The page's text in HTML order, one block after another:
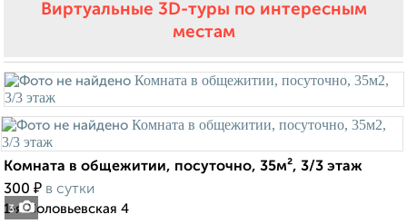
Виртуальные 3D-туры по интересным
местам
3
Комната в общежитии, посуточно, 35м², 3/3 этаж
300 ₽ в сутки
1-я Соловьевская 4